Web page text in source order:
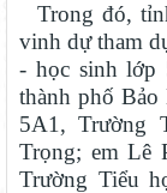
Trong đó,
vinh dự tham
- học sinh lớp
thành phố
5A1, Trường
Trọng; em Lê
Trường Tiểu